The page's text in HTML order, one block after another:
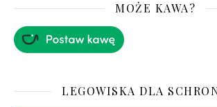
MOŻE KAWA?
LEGOWISKA DLA